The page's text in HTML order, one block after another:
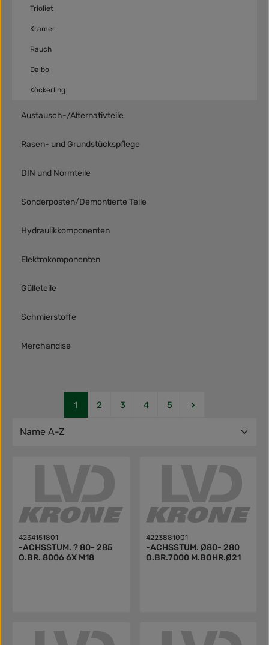
Trioliet
Kramer
Rauch
Dalbo
Köckerling
Austausch-/Alternativteile
Rasen- und Grundstückspflege
DIN und Normteile
Sonderposten/Demontierte Teile
Hydraulikkomponenten
Elektrokomponenten
Gülleteile
Schmierstoffe
Merchandise
Seite
1 Seite
2 Seite
3 Seite
4 Seite
5
4234151801
-ACHSSTUM. ? 80- 285
O.BR. 8006 6X M18
4223881001
-ACHSSTUM. Ø80- 280
O.BR.7000 M.BOHR.Ø21